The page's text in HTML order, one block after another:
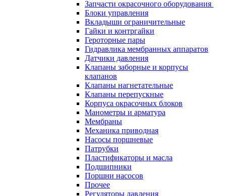
Запчасти окрасочного оборудования
Блоки управления
Вкладыши ограничительные
Гайки и контргайки
Героторные пары
Гидравлика мембранных аппаратов
Датчики давления
Клапаны заборные и корпусы
клапанов
Клапаны нагнетательные
Клапаны перепускные
Корпуса окрасочных блоков
Манометры и арматура
Мембраны
Механика приводная
Насосы поршневые
Патрубки
Пластификаторы и масла
Подшипники
Поршни насосов
Прочее
Регуляторы давления